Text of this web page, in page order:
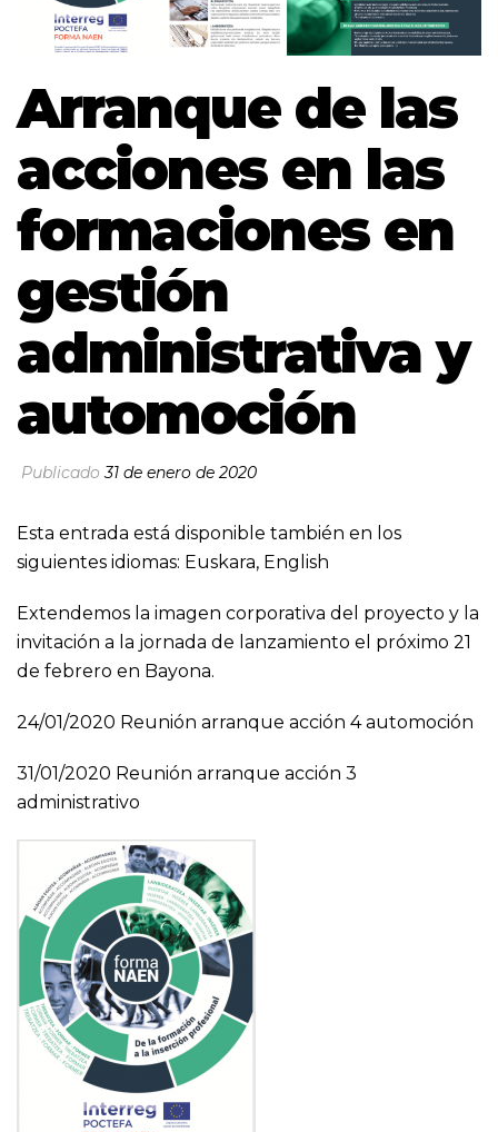
Arranque de las
acciones en las
formaciones en
gestión
administrativa y
automoción
Publicado31 de enero de 2020
Esta entrada está disponible también en los
siguientes idiomas: Euskara, English
Extendemos la imagen corporativa del proyecto y la
invitación a la jornada de lanzamiento el próximo 21
de febrero en Bayona.
24/01/2020 Reunión arranque acción 4 automoción
31/01/2020 Reunión arranque acción 3
administrativo